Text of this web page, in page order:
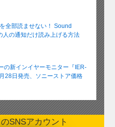
全部読ませない！ Sound
人の通知だけ読み上げる方法
の新インイヤーモニター『IER-
28日発売、ソニーストア価格
SNSアカウント